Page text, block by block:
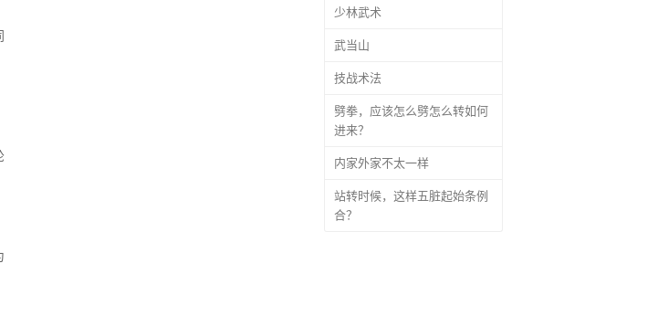
少林武术
武当山
技战术法
劈拳，应该怎么劈怎么转如何
进来？
内家外家不太一样
站转时候，这样五脏起始条例
合？